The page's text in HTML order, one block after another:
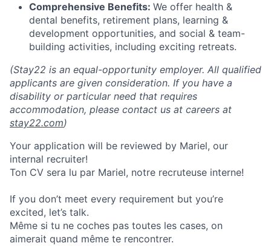
Comprehensive Benefits: We offer health &
dental benefits, retirement plans, learning &
development opportunities, and social & team-
building activities, including exciting retreats.
(Stay22 is an equal-opportunity employer. All qualified
applicants are given consideration. If you have a
disability or particular need that requires
accommodation, please contact us at careers at
stay22.com)
Your application will be reviewed by Mariel, our
internal recruiter!
Ton CV sera lu par Mariel, notre recruteuse interne!
If you don’t meet every requirement but you’re
excited, let’s talk.
Même si tu ne coches pas toutes les cases, on
aimerait quand même te rencontrer.